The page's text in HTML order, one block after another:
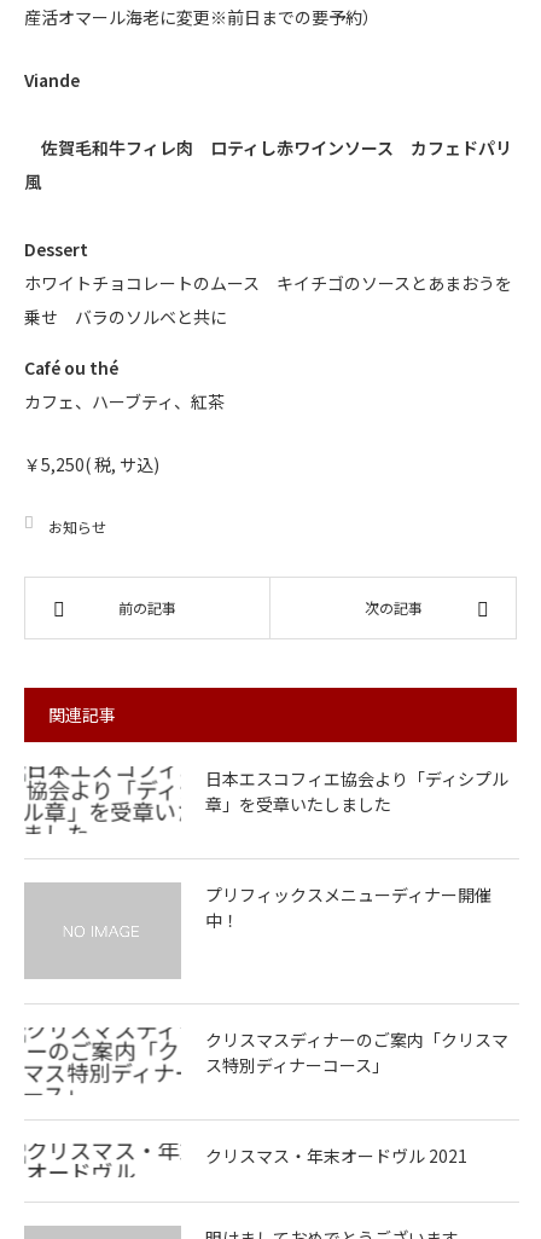
産活オマール海老に変更※前日までの要予約）
Viande
佐賀毛和牛フィレ肉 ロティし赤ワインソース カフェドパリ
風
Dessert
ホワイトチョコレートのムース キイチゴのソースとあまおうを
乗せ バラのソルベと共に
Café ou thé
カフェ、ハーブティ、紅茶
￥5,250( 税, サ込)
お知らせ
前の記事 次の記事
関連記事
日本エスコフィエ協会より「ディシプル
章」を受章いたしました
プリフィックスメニューディナー開催
中！
クリスマスディナーのご案内「クリスマ
ス特別ディナーコース」
クリスマス・年末オードヴル 2021